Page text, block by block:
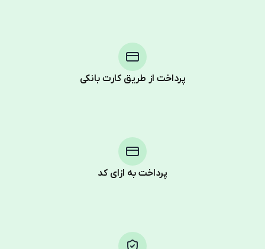
پرداخت از طریق کارت بانکی
پرداخت به ازای کد
Telegram using your card (or Google Pay, Apple Pay, or
other supported methods).
You use those Stars to pay our bot and complete the